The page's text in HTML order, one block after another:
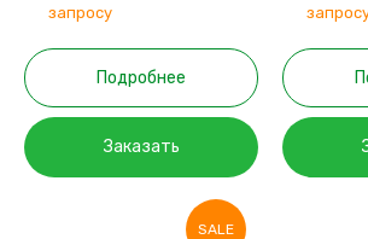
запросу
Подробнее
Заказать
SALE